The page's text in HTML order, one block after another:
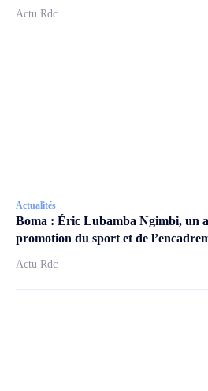
Actu Rdc
Actualités
Boma : Éric Lubamba Ngimbi, un
promotion du sport et de
Actu Rdc